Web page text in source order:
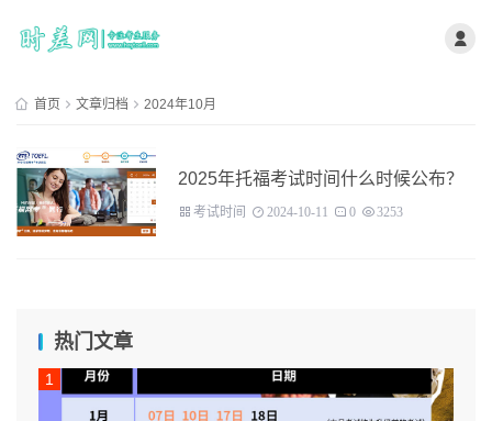
首页 文章归档 2024年10月
2025年托福考试时间什么时候公布？
考试时间 2024-10-11 0 3253
热门文章